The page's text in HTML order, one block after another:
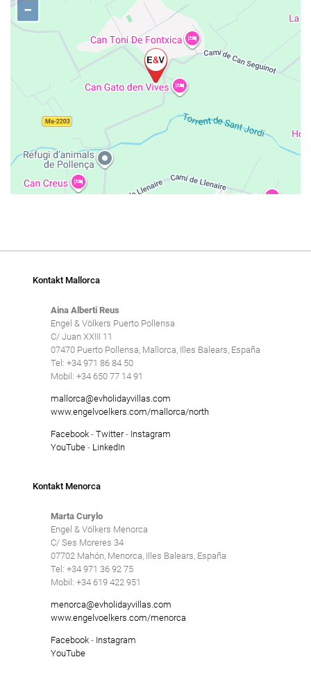
−
Kontakt Mallorca
Aina Alberti Reus
Engel & Völkers Puerto Pollensa
C/ Juan XXIII 11
07470 Puerto Pollensa, Mallorca, Illes Balears, España
Tel: +34 971 86 84 50
Mobil: +34 650 77 14 91
mallorca@evholidayvillas.com
www.engelvoelkers.com/mallorca/north
Facebook- Twitter- Instagram
YouTube- LinkedIn
Kontakt Menorca
Marta Curylo
Engel & Völkers Menorca
C/ Ses Moreres 34
07702 Mahón, Menorca, Illes Balears, España
Tel: +34 971 36 92 75
Mobil: +34 619 422 951
menorca@evholidayvillas.com
www.engelvoelkers.com/menorca
Facebook- Instagram
YouTube